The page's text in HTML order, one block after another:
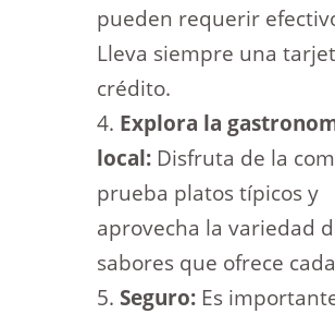
pueden requerir
Lleva siempre una
crédito.
Explora la
local: Disfruta de la
prueba platos típicos y
aprovecha la variedad
sabores que ofrece
Seguro: Es